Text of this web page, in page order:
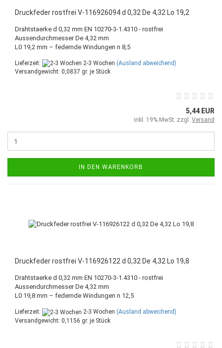
Druckfeder rostfrei V-116926094 d 0,32 De 4,32 Lo 19,2
Drahtstaerke d 0,32 mm EN 10270-3-1.4310 - rostfrei
Aussendurchmesser De 4,32 mm
L0 19,2 mm – federnde Windungen n 8,5
Lieferzeit: 2-3 Wochen (Ausland abweichend)
Versandgewicht: 0,0837 gr. je Stück
5,44 EUR
inkl. 19% MwSt. zzgl. Versand
IN DEN WARENKORB
Druckfeder rostfrei V-116926122 d 0,32 De 4,32 Lo 19,8
Drahtstaerke d 0,32 mm EN 10270-3-1.4310 - rostfrei
Aussendurchmesser De 4,32 mm
L0 19,8 mm – federnde Windungen n 12,5
Lieferzeit: 2-3 Wochen (Ausland abweichend)
Versandgewicht: 0,1156 gr. je Stück